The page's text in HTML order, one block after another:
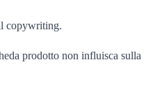
copywriting.
prodotto non influisca sulla